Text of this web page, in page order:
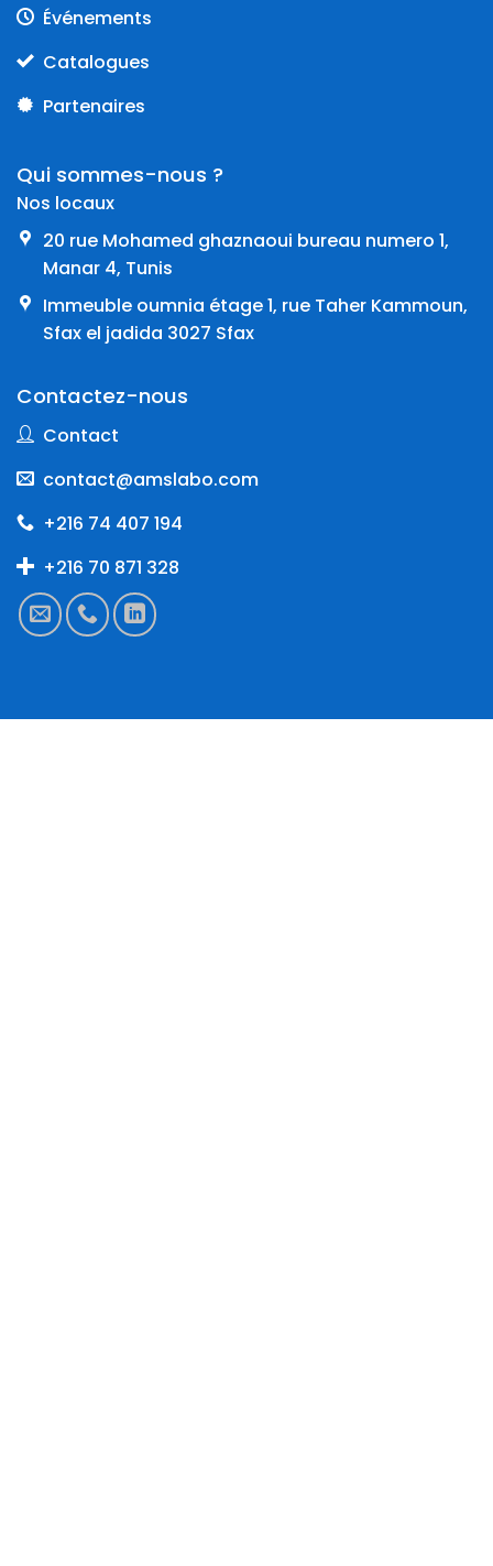
Événements
Catalogues
Partenaires
Qui sommes-nous ?
Nos locaux
20 rue Mohamed ghaznaoui bureau numero 1,
Manar 4, Tunis
Immeuble oumnia étage 1, rue Taher Kammoun,
Sfax el jadida 3027 Sfax
Contactez-nous
Contact
contact@amslabo.com
+216 74 407 194
+216 70 871 328